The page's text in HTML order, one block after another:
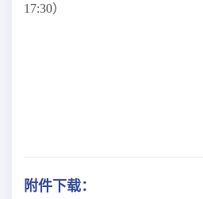
17:30）
附件下载：